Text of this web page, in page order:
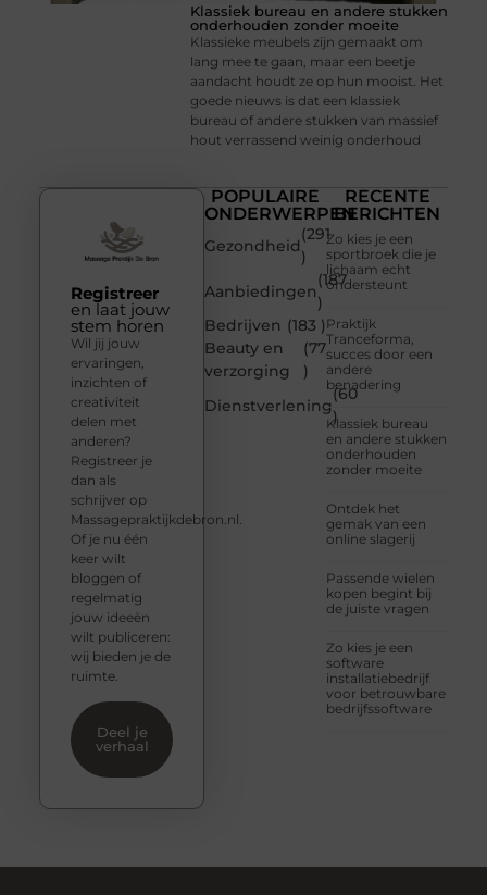
Klassiek bureau en andere stukken
onderhouden zonder moeite
Klassieke meubels zijn gemaakt om
lang mee te gaan, maar een beetje
aandacht houdt ze op hun mooist. Het
goede nieuws is dat een klassiek
bureau of andere stukken van massief
hout verrassend weinig onderhoud
POPULAIRE
ONDERWERPEN
Gezondheid
(291
)
Aanbiedingen
(187
)
Bedrijven (183 )
Beauty en
verzorging
(77
)
Dienstverlening
(60
)
RECENTE
BERICHTEN
Zo kies je een
sportbroek die je
lichaam echt
ondersteunt
Praktijk
Tranceforma,
succes door een
andere
benadering
Klassiek bureau
en andere stukken
onderhouden
zonder moeite
Ontdek het
gemak van een
online slagerij
Passende wielen
kopen begint bij
de juiste vragen
Zo kies je een
software
installatiebedrijf
voor betrouwbare
bedrijfssoftware
Registreer
en laat jouw
stem horen
Wil jij jouw
ervaringen,
inzichten of
creativiteit
delen met
anderen?
Registreer je
dan als
schrijver op
Massagepraktijkdebron.nl.
Of je nu één
keer wilt
bloggen of
regelmatig
jouw ideeën
wilt publiceren:
wij bieden je de
ruimte.
Deel je
verhaal